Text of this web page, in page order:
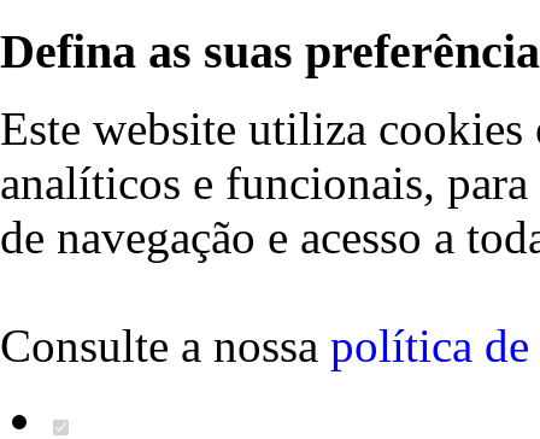
Defina as suas
Este website utiliza cookies
analíticos e funcionais,
de navegação e acesso a
Consulte a nossa política de